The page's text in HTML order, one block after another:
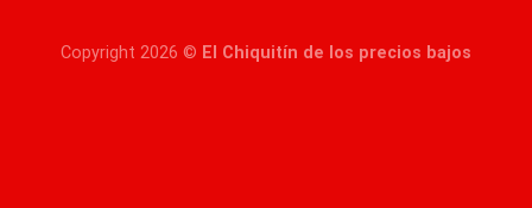
Copyright 2026 © El Chiquitín de los precios bajos